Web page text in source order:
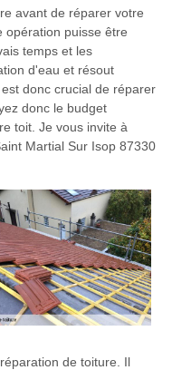
avant de réparer votre
opération puisse être
temps et les
d'eau et résout
donc crucial de réparer
donc le budget
toit. Je vous invite à
Martial Sur Isop 87330
de toiture. Il